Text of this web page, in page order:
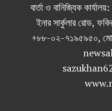
বার্তা ও বানিজ্যিক
ইনার সার্কুলার রোড,
+৮৮-০২-৭১৯৫৯৫০,